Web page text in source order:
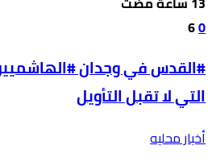
0
6
#القدس في وجدان
التي لا تقبل التأويل
أخبار محليه